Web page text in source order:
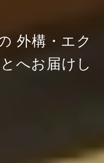
外構・エク
へお届けし